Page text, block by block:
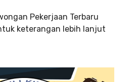
Pekerjaan Terbaru
keterangan lebih lanjut